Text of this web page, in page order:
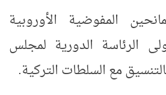
المفوضية الأوروبية
الرئاسة الدورية لمجلس
مع السلطات التركية.